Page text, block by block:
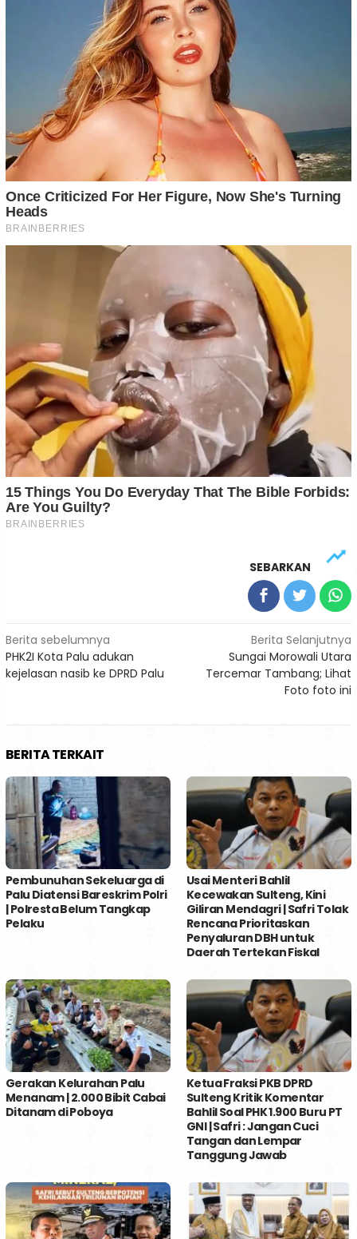
SEBARKAN
Navigasi
pos
Berita sebelumnya
PHK2I Kota Palu adukan
kejelasan nasib ke DPRD Palu
Berita Selanjutnya
Sungai Morowali Utara
Tercemar Tambang; Lihat
Foto foto ini
BERITA TERKAIT
Pembunuhan Sekeluarga di
Palu Diatensi Bareskrim Polri
| Polresta Belum Tangkap
Pelaku
Usai Menteri Bahlil
Kecewakan Sulteng, Kini
Giliran Mendagri | Safri Tolak
Rencana Prioritaskan
Penyaluran DBH untuk
Daerah Tertekan Fiskal
Gerakan Kelurahan Palu
Menanam | 2.000 Bibit Cabai
Ditanam di Poboya
Ketua Fraksi PKB DPRD
Sulteng Kritik Komentar
Bahlil Soal PHK 1.900 Buru PT
GNI | Safri : Jangan Cuci
Tangan dan Lempar
Tanggung Jawab